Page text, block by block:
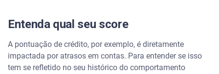
Entenda qual seu score
A pontuação de crédito, por exemplo, é diretamente
impactada por atrasos em contas. Para entender se isso
tem se refletido no seu histórico do comportamento